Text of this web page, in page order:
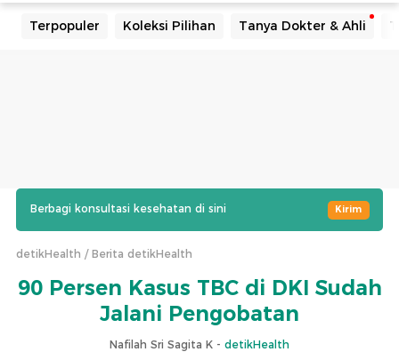
Terpopuler Koleksi Pilihan Tanya Dokter & Ahli
Berbagi konsultasi kesehatan di sini Kirim
detikHealth Berita detikHealth
90 Persen Kasus TBC di DKI Sudah
Jalani Pengobatan
Nafilah Sri Sagita K - detikHealth